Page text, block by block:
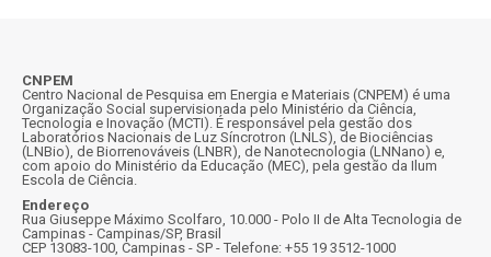
CNPEM
Centro Nacional de Pesquisa em Energia e Materiais (CNPEM) é uma
Organização Social supervisionada pelo Ministério da Ciência,
Tecnologia e Inovação (MCTI). É responsável pela gestão dos
Laboratórios Nacionais de Luz Síncrotron (LNLS), de Biociências
(LNBio), de Biorrenováveis (LNBR), de Nanotecnologia (LNNano) e,
com apoio do Ministério da Educação (MEC), pela gestão da Ilum
Escola de Ciência.
Endereço
Rua Giuseppe Máximo Scolfaro, 10.000 - Polo II de Alta Tecnologia de
Campinas - Campinas/SP, Brasil
CEP 13083-100, Campinas - SP - Telefone: +55 19 3512-1000